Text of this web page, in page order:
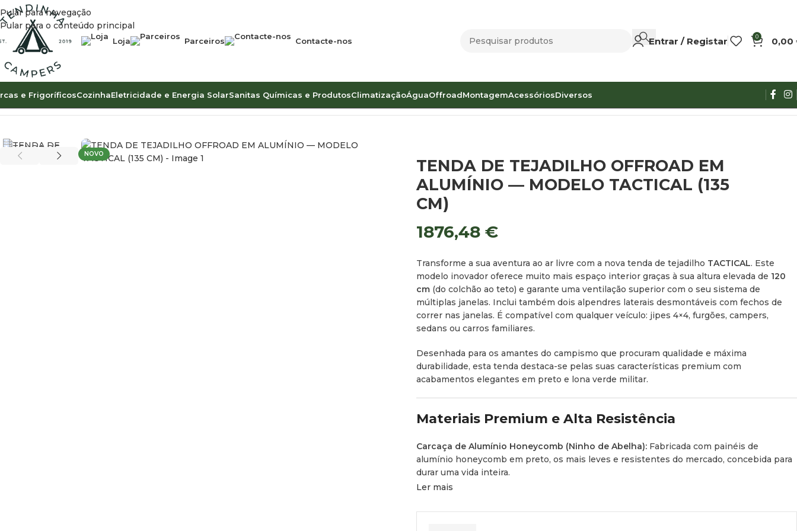
Pular para navegação
Pular para o conteúdo principal
Loja Parceiros Contacte-nos Entrar / Registar 0 0,00
e FrigoríficosCozinhaEletricidade e Energia SolarSanitas Químicas e ProdutosClimatizaçãoÁguaOffroadMontagemAcessóriosDiversos
Início Overland & Offroad Tendas de Tejadilho TENDA DE TEJADILHO OFFROAD EM ALUMÍNIO — MODELO TACTICAL (135 CM)
NOVO
TENDA DE TEJADILHO OFFROAD EM
ALUMÍNIO — MODELO TACTICAL (135
CM)
1876,48 €
Transforme a sua aventura ao ar livre com a nova tenda de tejadilho TACTICAL. Este
modelo inovador oferece muito mais espaço interior graças à sua altura elevada de 120
cm (do colchão ao teto) e garante uma ventilação superior com o seu sistema de
múltiplas janelas. Inclui também dois alpendres laterais desmontáveis com fechos de
correr nas janelas. É compatível com qualquer veículo: jipes 4×4, furgões, campers,
sedans ou carros familiares.
Desenhada para os amantes do campismo que procuram qualidade e máxima
durabilidade, esta tenda destaca-se pelas suas características premium com
acabamentos elegantes em preto e lona verde militar.
Materiais Premium e Alta Resistência
Carcaça de Alumínio Honeycomb (Ninho de Abelha): Fabricada com painéis de
alumínio honeycomb em preto, os mais leves e resistentes do mercado, concebida para
durar uma vida inteira.
Waterproof)em verde militar, que assegura uma impermeabilidade e durabilidade
Ler mais